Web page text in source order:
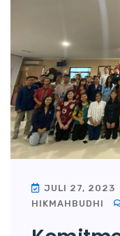
JULI 27, 2023
HIKMAHBUDHI